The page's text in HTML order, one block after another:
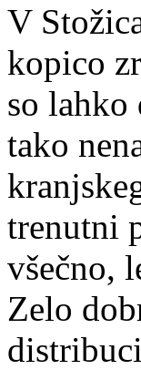
V
kopico
so
tako
trenutni
všečno,
Zelo